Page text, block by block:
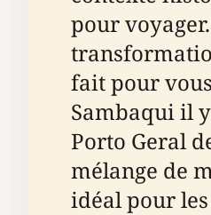
pour
fait pour
Sambaqui il
Porto Geral
mélange de
idéal pour